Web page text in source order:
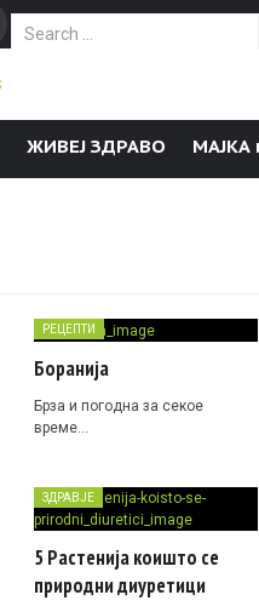
Search for:
ЖИВЕЈ ЗДРАВО МАЈКА
РЕЦЕПТИ
Боранија
Брза и погодна за секое
време…
ЗДРАВЈЕ
5 Растенија коишто се
природни диуретици